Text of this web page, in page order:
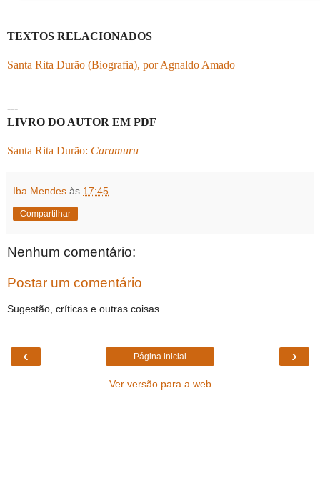
TEXTOS RELACIONADOS
Santa Rita Durão (Biografia), por Agnaldo Amado
---
LIVRO DO AUTOR EM PDF
Santa Rita Durão: Caramuru
Iba Mendes às 17:45
Compartilhar
Nenhum comentário:
Postar um comentário
Sugestão, críticas e outras coisas...
‹ ›
Página inicial
Ver versão para a web